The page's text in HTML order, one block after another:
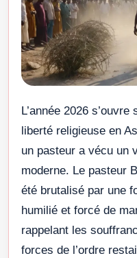
L’année 2026
liberté religieuse en
un pasteur a vécu un
moderne. Le pasteur
été brutalisé par une
humilié et forcé de
rappelant les
forces de l’ordre